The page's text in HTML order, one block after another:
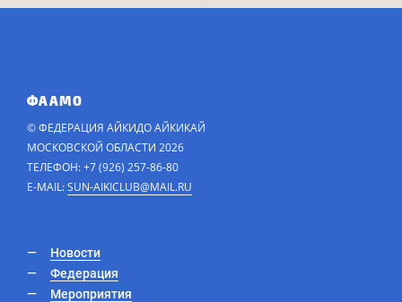
ФААМО
© ФЕДЕРАЦИЯ АЙКИДО АЙКИКАЙ
МОСКОВСКОЙ ОБЛАСТИ 2026
ТЕЛЕФОН: +7 (926) 257-86-80
E-MAIL:SUN-AIKICLUB@MAIL.RU
Новости
Федерация
Мероприятия